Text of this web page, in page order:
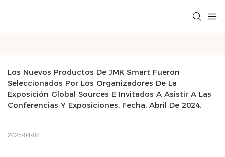
Los Nuevos Productos De JMK Smart Fueron
Seleccionados Por Los Organizadores De La
Exposición Global Sources E Invitados A Asistir A Las
Conferencias Y Exposiciones. Fecha: Abril De 2024.
2025-04-08